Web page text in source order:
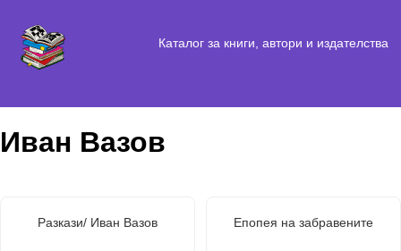
Каталог за книги, автори и издателства
Иван Вазов
Разкази/ Иван Вазов Епопея на забравените